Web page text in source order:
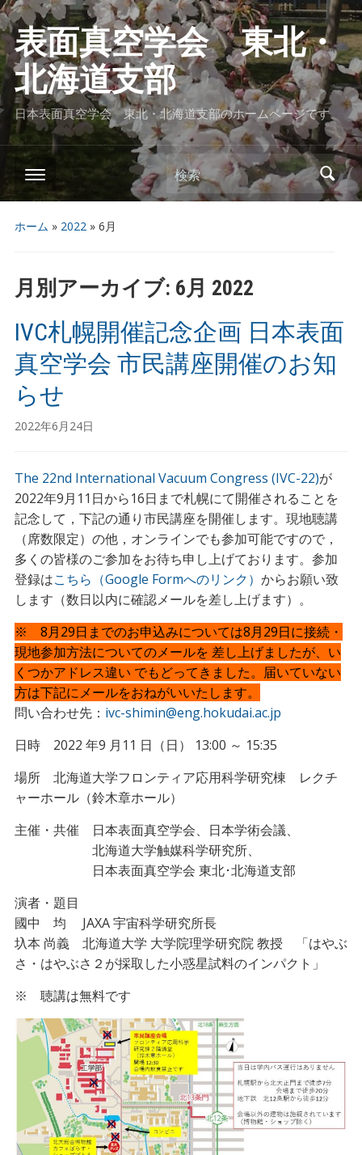
表面真空学会 東北・
北海道支部
日本表面真空学会 東北・北海道支部のホームページです
検索
ホーム » 2022» 6月
月別アーカイブ: 6月 2022
IVC札幌開催記念企画 日本表面
真空学会 市民講座開催のお知
らせ
2022年6月24日
The 22nd International Vacuum Congress (IVC-22)が
2022年9月11日から16日まで札幌にて開催されることを
記念して，下記の通り市民講座を開催します。現地聴講
（席数限定）の他，オンラインでも参加可能ですので，
多くの皆様のご参加をお待ち申し上げております。参加
登録はこちら（Google Formへのリンク） からお願い致
します（数日以内に確認メールを差し上げます）。
※ 8月29日までのお申込みについては8月29日に接続・
現地参加方法についてのメールを 差し上げましたが、い
くつかアドレス違い でもどってきました。届いていない
方は下記にメールをおねがいいたします。
問い合わせ先： ivc-shimin@eng.hokudai.ac.jp
日時 2022 年9 月11 日（日） 13:00 ～ 15:35
場所 北海道大学フロンティア応用科学研究棟 レクチ
ャーホール（鈴木章ホール）
主催・共催 日本表面真空学会、日本学術会議、
北海道大学触媒科学研究所、
日本表面真空学会 東北･北海道支部
演者・題目
國中 均 JAXA 宇宙科学研究所長
圦本 尚義 北海道大学 大学院理学研究院 教授 「はやぶ
さ・はやぶさ２が採取した小惑星試料のインパクト」
※ 聴講は無料です